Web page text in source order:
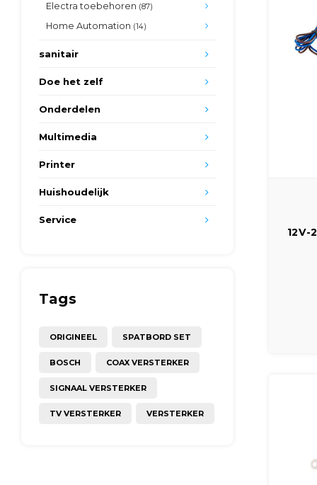
Electra toebehoren (87)
Home Automation (14)
sanitair
Doe het zelf
Onderdelen
Multimedia
Printer
Huishoudelijk
Service
Tags
ORIGINEEL SPATBORD SET
BOSCH COAX VERSTERKER
SIGNAAL VERSTERKER
TV VERSTERKER VERSTERKER
12V-